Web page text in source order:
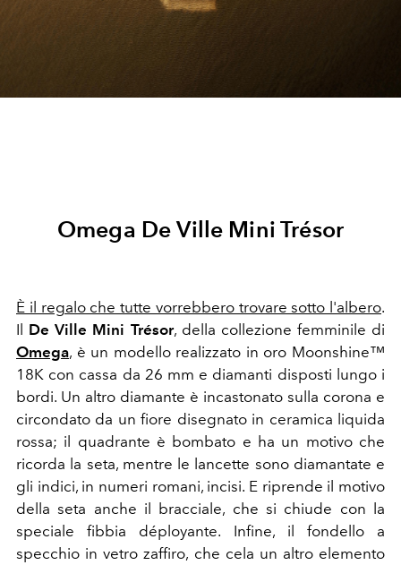
Omega De Ville Mini Trésor
È il regalo che tutte vorrebbero trovare sotto l'albero.
Il De Ville Mini Trésor, della collezione femminile di
Omega, è un modello realizzato in oro Moonshine™
18K con cassa da 26 mm e diamanti disposti lungo i
bordi. Un altro diamante è incastonato sulla corona e
circondato da un fiore disegnato in ceramica liquida
rossa; il quadrante è bombato e ha un motivo che
ricorda la seta, mentre le lancette sono diamantate e
gli indici, in numeri romani, incisi. E riprende il motivo
della seta anche il bracciale, che si chiude con la
speciale fibbia déployante. Infine, il fondello a
specchio in vetro zaffiro, che cela un altro elemento